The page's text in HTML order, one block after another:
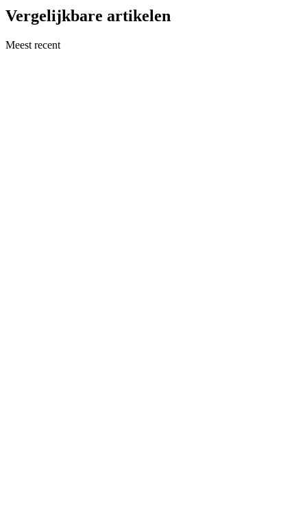
Vergelijkbare artikelen
Meest recent